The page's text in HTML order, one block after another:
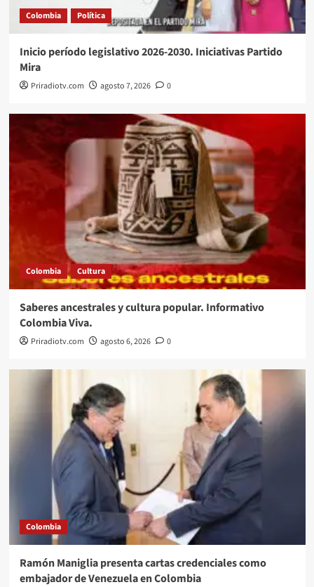
Colombia Política
Inicio período legislativo 2026-2030. Iniciativas Partido
Mira
Priradiotv.com agosto 7, 2026 0
Colombia Cultura
Saberes ancestrales y cultura popular. Informativo
Colombia Viva.
Priradiotv.com agosto 6, 2026 0
Colombia
Ramón Maniglia presenta cartas credenciales como
embajador de Venezuela en Colombia